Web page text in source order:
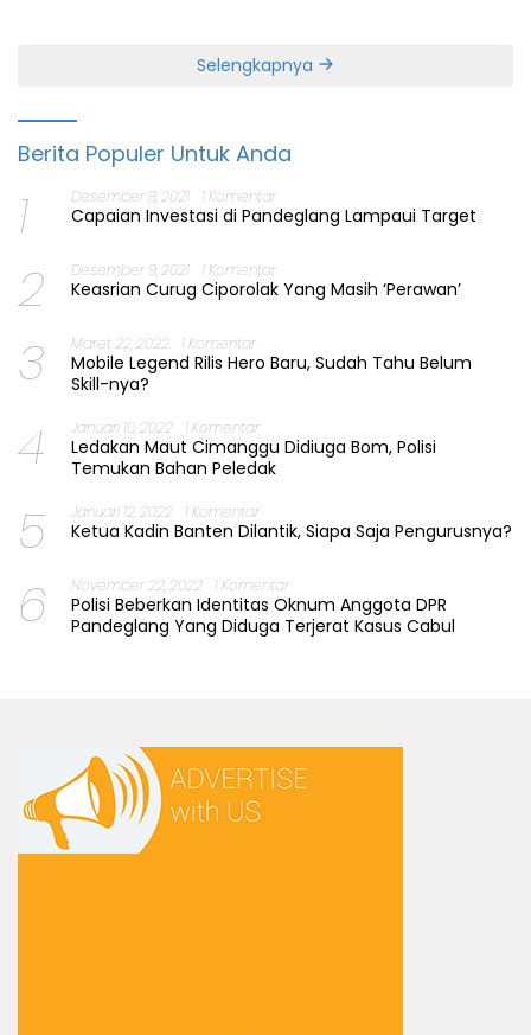
Selengkapnya
Berita Populer Untuk Anda
1 Desember 8, 2021 1 Komentar
Capaian Investasi di Pandeglang Lampaui Target
2 Desember 9, 2021 1 Komentar
Keasrian Curug Ciporolak Yang Masih ‘Perawan’
3 Maret 22, 2022 1 Komentar
Mobile Legend Rilis Hero Baru, Sudah Tahu Belum
Skill-nya?
4 Januari 10, 2022 1 Komentar
Ledakan Maut Cimanggu Didiuga Bom, Polisi
Temukan Bahan Peledak
5 Januari 12, 2022 1 Komentar
Ketua Kadin Banten Dilantik, Siapa Saja Pengurusnya?
6 November 22, 2022 1 Komentar
Polisi Beberkan Identitas Oknum Anggota DPR
Pandeglang Yang Diduga Terjerat Kasus Cabul